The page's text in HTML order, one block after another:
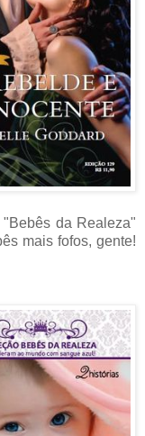
da Realeza"
mais fofos, gente!